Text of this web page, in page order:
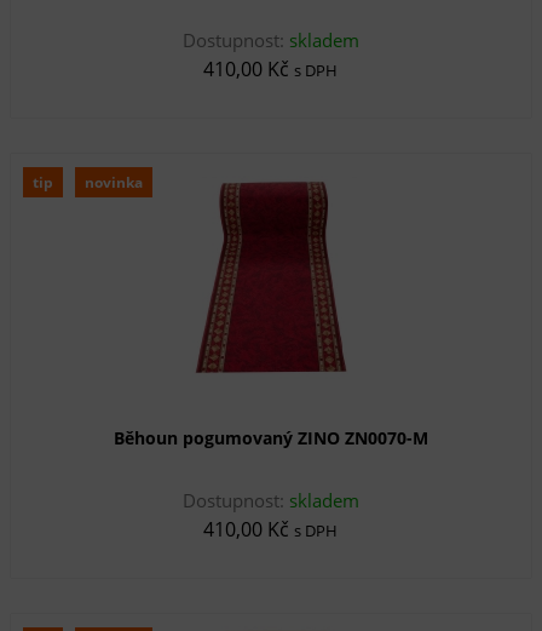
Dostupnost: skladem
410,00 Kč s DPH
tip novinka
Běhoun pogumovaný ZINO ZN0070-M
Dostupnost: skladem
410,00 Kč s DPH